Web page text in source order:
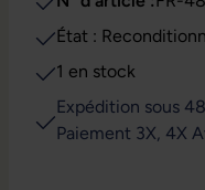
État :
1 en stock
Expédition sous
Paiement 3X, 4X